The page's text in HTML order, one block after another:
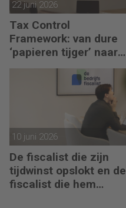
22 juni 2026
Tax Control
Framework: van dure
‘papieren tijger’ naar
digitaal stuurmiddel
10 juni 2026
De fiscalist die zijn
tijdwinst opslokt en de
fiscalist die hem